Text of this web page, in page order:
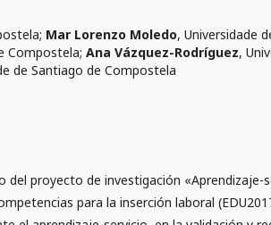
; Mar Lorenzo Moledo, Universidade
Compostela; Ana Vázquez-Rodríguez,
de Santiago de Compostela
proyecto de investigación «Aprendizaje-
para la inserción laboral